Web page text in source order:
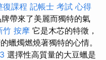
復課程 記帳士 考試 心得
帶來了美麗而獨特的氣
竹 按摩 它是木芯的特徵，
蠟燭燃燒著獨特的心情。
選擇性高質量的大豆蠟是